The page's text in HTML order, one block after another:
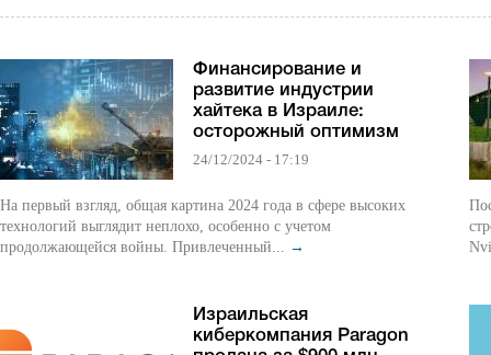
Финансирование и
развитие индустрии
хайтека в Израиле:
осторожный оптимизм
24/12/2024 - 17:19
На первый взгляд, общая картина 2024 года в сфере высоких
технологий выглядит неплохо, особенно с учетом
продолжающейся войны. Привлеченный... →
Израильская
киберкомпания Paragon